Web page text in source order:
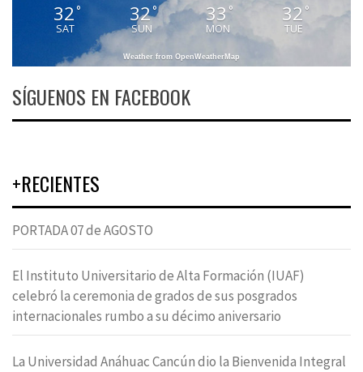
32°
SAT
32°
SUN
33 °
MON
32 °
TUE
Weather from OpenWeatherMap
SÍGUENOS EN FACEBOOK
+RECIENTES
PORTADA 07 de AGOSTO
El Instituto Universitario de Alta Formación (IUAF)
celebró la ceremonia de grados de sus posgrados
internacionales rumbo a su décimo aniversario
La Universidad Anáhuac Cancún dio la Bienvenida Integral